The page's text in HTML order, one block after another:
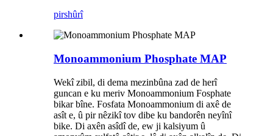
pirshûrî
Monoammonium Phosphate MAP
Wekî zibil, di dema mezinbûna zad de herî
guncan e ku meriv Monoammonium Fosphate
bikar bîne. Fosfata Monoammonium di axê de
asît e, û pir nêzikî tov dibe ku bandorên neyînî
bike. Di axên asîdî de, ew ji kalsiyum û